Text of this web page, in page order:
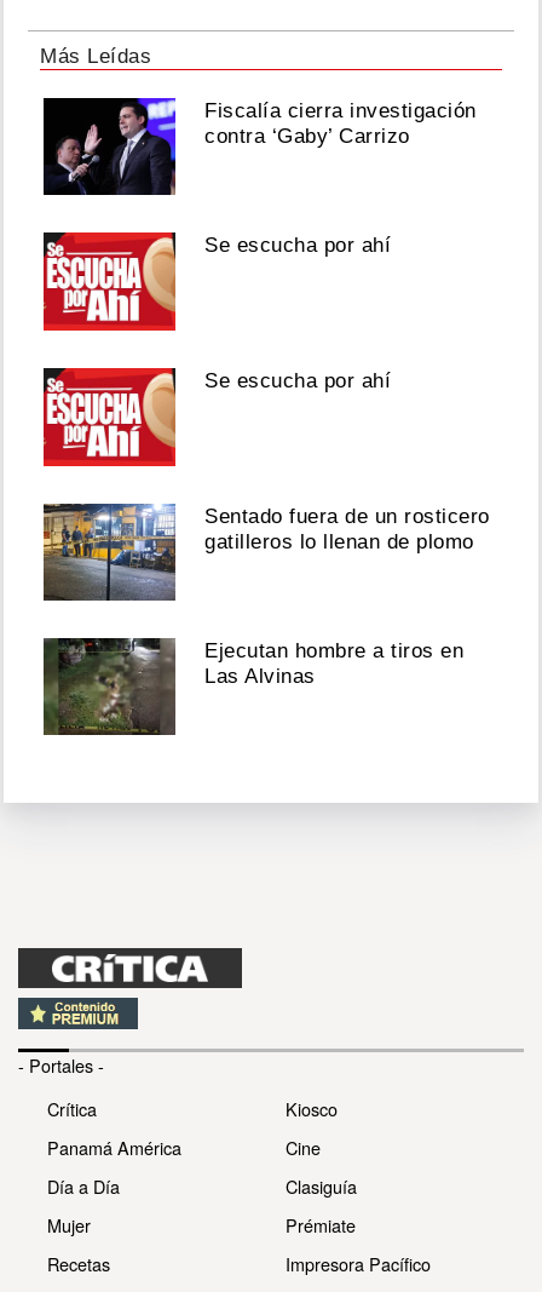
Más Leídas
Fiscalía cierra investigación
contra ‘Gaby’ Carrizo
Se escucha por ahí
Se escucha por ahí
Sentado fuera de un rosticero
gatilleros lo llenan de plomo
Ejecutan hombre a tiros en
Las Alvinas
- Portales -
Crítica
Panamá América
Día a Día
Mujer
Recetas
Kiosco
Cine
Clasiguía
Prémiate
Impresora Pacífico